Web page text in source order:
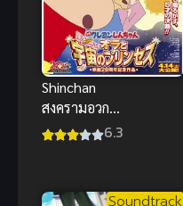
Shinchan
สงครามอวกาศ
เจ้าหญิงฮิมา
เมะสนุกน่าดู
6.3
Soundtrack